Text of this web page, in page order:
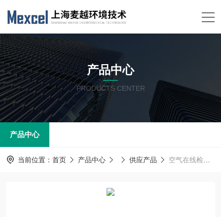
产品中心
PRODUCTS CENTER
产品中心
当前位置： 首页 产品中心 供应产品 空气在线检测系统 Tvoc气质量监测微站 麦越M-2060